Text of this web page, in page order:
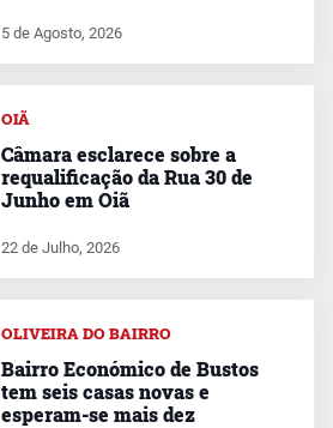
5 de Agosto, 2026
OIÃ
Câmara esclarece sobre a
requalificação da Rua 30 de
Junho em Oiã
22 de Julho, 2026
OLIVEIRA DO BAIRRO
Bairro Económico de Bustos
tem seis casas novas e
esperam-se mais dez